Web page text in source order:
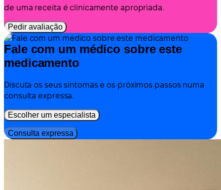
de uma receita é clinicamente apropriada.
Pedir avaliação
Fale com um médico sobre este
medicamento
Discuta os seus sintomas e os próximos passos numa
consulta expressa.
Escolher um especialista
Consulta expressa